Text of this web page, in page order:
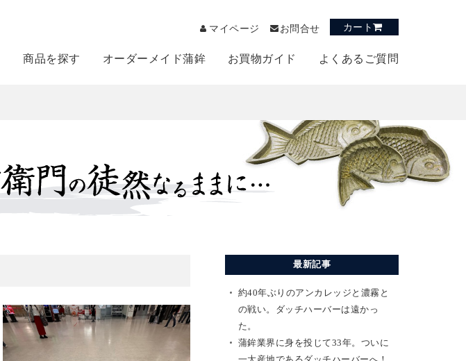
マイページ お問合せ カート
商品を探す オーダーメイド蒲鉾 お買物ガイド よくあるご質問
最新記事
約40年ぶりのアンカレッジと濃霧と
の戦い。ダッチハーバーは遠かっ
た。
蒲鉾業界に身を投じて33年。ついに